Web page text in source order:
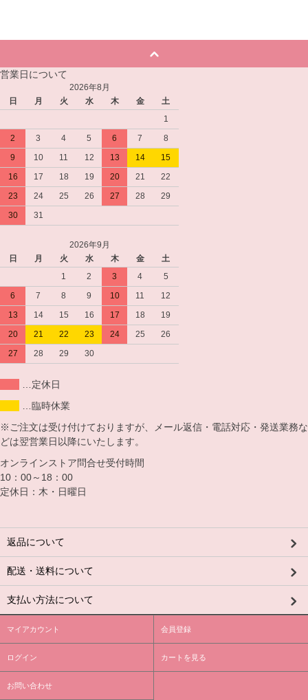
営業日について
2026年8月
日
月 火 水 木 金
土
1
2
3 4 5 6 7
8
9
10 11 12 13 14
15
16
17 18 19 20 21
22
23
24 25 26 27 28
29
30
31
2026年9月
日
月 火 水 木 金
土
1
2 3 4
5
6
7 8 9 10 11
12
13
14 15 16 17 18
19
20
21 22 23 24 25
26
27
28 29 30
…定休日
…臨時休業
※ご注文は受け付けておりますが、メール返信・電話対応・発送業務な
どは翌営業日以降にいたします。
オンラインストア問合せ受付時間
10：00～18：00
定休日：木・日曜日
返品について
配送・送料について
支払い方法について
マイアカウント 会員登録
ログイン カートを見る
お問い合わせ